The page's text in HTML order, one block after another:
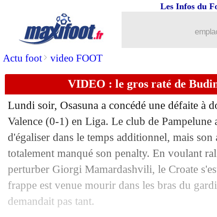
Actu foot> video FOOT
Les Infos du
VIDEO : le gros raté de
Lundi soir, Osasuna a concédé une défaite à
Valence (0-1) en Liga. Le club de Pampelune
d'égaliser dans le temps additionnel, mais
totalement manqué son penalty. En voulant
perturber Giorgi Mamardashvili, le Croate
frappe est venue mourir dans les bras du
demandait pas tant.
Barça: un maillot spécial pour le
16/04 Man City
16/04 Bayern: Kane répond à la rumeur
16/04 Bayern : porte entrouverte pour
16/04 Real: dans le dur, Güler n'a pas
16/04 Bayern: Nagelsmann grand favori
16/04 Allemagne: Hölzenbein est décédé à
16/04 Liverpool: Kovac dans la liste ?